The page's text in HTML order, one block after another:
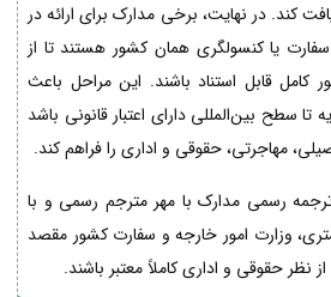
کند. در نهایت، برخی مدارک برای ارائه در
یا کنسولگری همان کشور هستند تا از
کامل قابل استناد باشند. این مراحل باعث
سطح بین‌المللی دارای اعتبار قانونی باشد
مهاجرتی، حقوقی و اداری را فراهم کند.
رسمی مدارک با مهر مترجم رسمی و با
وزارت امور خارجه و سفارت کشور مقصد
نظر حقوقی و اداری کاملاً معتبر باشند.